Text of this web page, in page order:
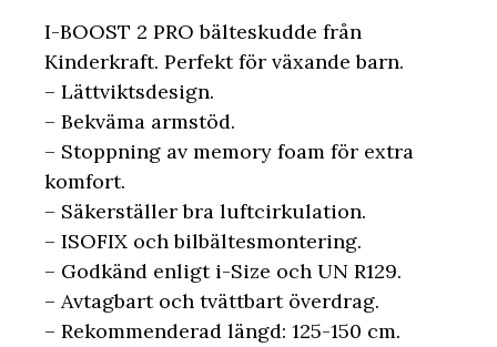
I-BOOST 2 PRO bälteskudde från
Kinderkraft. Perfekt för växande barn.
– Lättviktsdesign.
– Bekväma armstöd.
– Stoppning av memory foam för extra
komfort.
– Säkerställer bra luftcirkulation.
– ISOFIX och bilbältesmontering.
– Godkänd enligt i-Size och UN R129.
– Avtagbart och tvättbart överdrag.
– Rekommenderad längd: 125-150 cm.